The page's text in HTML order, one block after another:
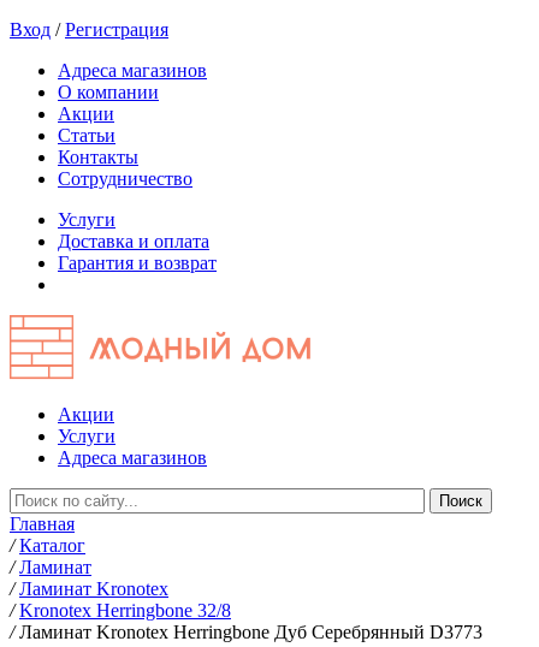
Вход /Регистрация
Адреса магазинов
О компании
Акции
Статьи
Контакты
Сотрудничество
Услуги
Доставка и оплата
Гарантия и возврат
Акции
Услуги
Адреса магазинов
Главная
/ Каталог
/ Ламинат
/ Ламинат Kronotex
/ Kronotex Herringbone 32/8
/ Ламинат Kronotex Herringbone Дуб Серебрянный D3773